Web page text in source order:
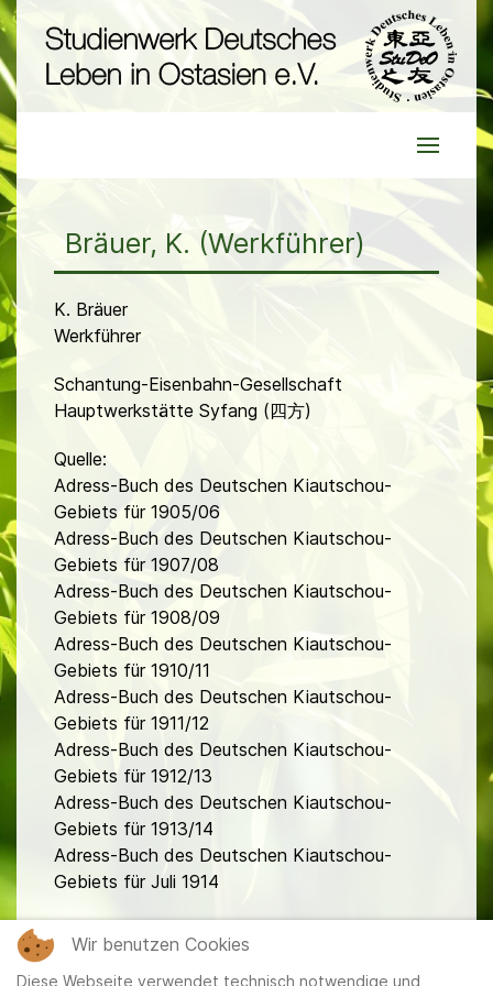
Bräuer, K. (Werkführer)
K. Bräuer
Werkführer
Schantung-Eisenbahn-Gesellschaft
Hauptwerkstätte Syfang (四方)
Quelle:
Adress-Buch des Deutschen Kiautschou-
Gebiets für 1905/06
Adress-Buch des Deutschen Kiautschou-
Gebiets für 1907/08
Adress-Buch des Deutschen Kiautschou-
Gebiets für 1908/09
Adress-Buch des Deutschen Kiautschou-
Gebiets für 1910/11
Adress-Buch des Deutschen Kiautschou-
Gebiets für 1911/12
Adress-Buch des Deutschen Kiautschou-
Gebiets für 1912/13
Adress-Buch des Deutschen Kiautschou-
Gebiets für 1913/14
Adress-Buch des Deutschen Kiautschou-
Gebiets für Juli 1914
Wir benutzen Cookies
Diese Webseite verwendet technisch notwendige und